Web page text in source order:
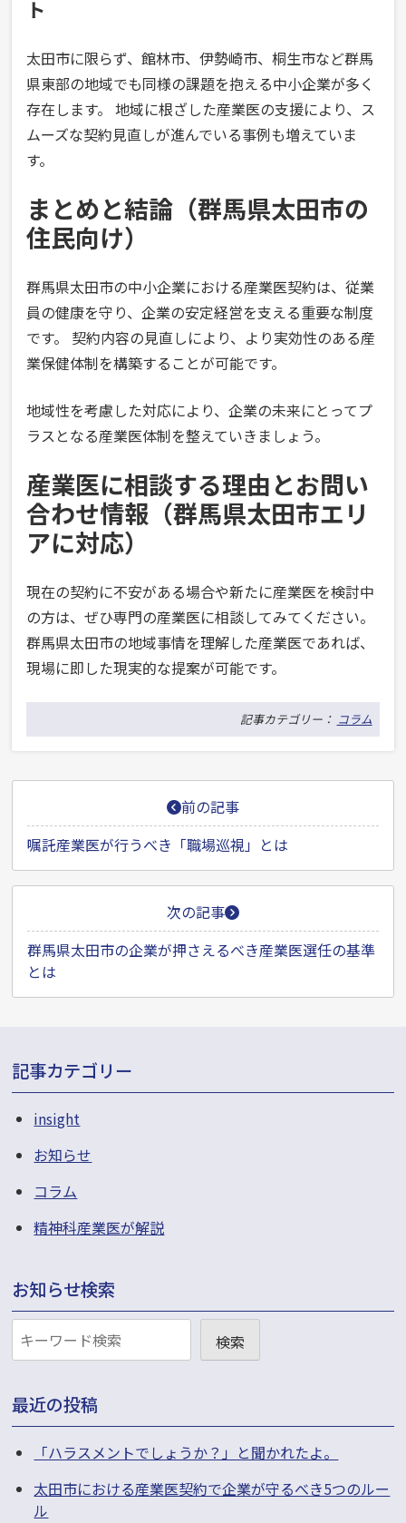
ト
太田市に限らず、館林市、伊勢崎市、桐生市など群馬
県東部の地域でも同様の課題を抱える中小企業が多く
存在します。 地域に根ざした産業医の支援により、ス
ムーズな契約見直しが進んでいる事例も増えていま
す。
まとめと結論（群馬県太田市の
住民向け）
群馬県太田市の中小企業における産業医契約は、従業
員の健康を守り、企業の安定経営を支える重要な制度
です。 契約内容の見直しにより、より実効性のある産
業保健体制を構築することが可能です。
地域性を考慮した対応により、企業の未来にとってプ
ラスとなる産業医体制を整えていきましょう。
産業医に相談する理由とお問い
合わせ情報（群馬県太田市エリ
アに対応）
現在の契約に不安がある場合や新たに産業医を検討中
の方は、ぜひ専門の産業医に相談してみてください。
群馬県太田市の地域事情を理解した産業医であれば、
現場に即した現実的な提案が可能です。
記事カテゴリー： コラム
投
稿
ナ
ビ
ー
シ
ョ
前の記事
嘱託産業医が行うべき「職場巡視」とは
次の記事
群馬県太田市の企業が押さえるべき産業医選任の基準
とは
記事カテゴリー
insight
お知らせ
コラム
精神科産業医が解説
お知らせ検索
お
知
ら
せ
検
検索
最近の投稿
「ハラスメントでしょうか？」と聞かれたよ。
太田市における産業医契約で企業が守るべき5つのルー
ル